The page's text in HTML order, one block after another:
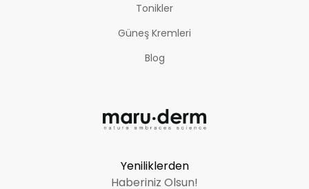
Tonikler
Güneş Kremleri
Blog
Yeniliklerden
Haberiniz Olsun!